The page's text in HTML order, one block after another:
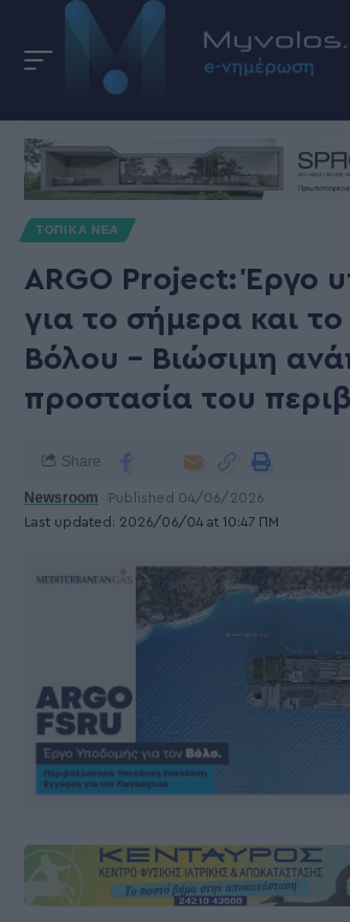
ΤΟΠΙΚΑ ΝΕΑ
ARGO Project: Έργο
για το σήμερα και
Βόλου – Βιώσιμη
προστασία του
Last updated: 2026/06/04 at 10:47 ΠΜ
Newsroom Published 04/06/2026
Share